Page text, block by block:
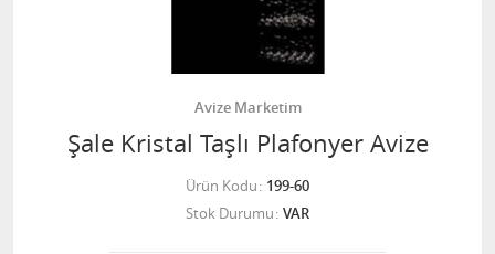
Avize Marketim
Şale Kristal Taşlı Plafonyer Avize
Ürün Kodu 199-60
Stok Durumu VAR